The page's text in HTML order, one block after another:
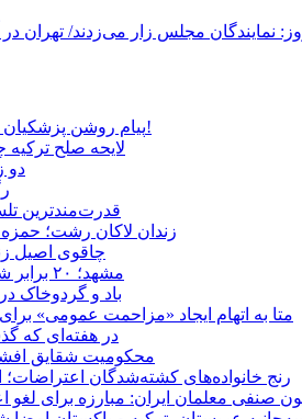
زار می‌زدند/ تهران در آتش؛ ۳۰ تیر ۱۳۳۱ میدان بهارستان چه
پیام روشن پزشکیان در گفت‌و‌گوی تصویری با مرد نامرئی: من هستم!
لایحه صلح
دو
قدرت‌مندترین
زندان لاکان رشت؛
چاقوی اصیل
مشهد؛ ۲۰ برابر شدن پلمب واحدهای صنفی نسبت به سال گذشته
باد و گردوخاک
متا به اتهام ایجاد «مزاحمت عمومی» برای کودکان به
در هفته‌ای که
محکومیت شقایق افشار نجفی هنرمند
رنج خانواده‌های کشته‌شدگان
صنفی معلمان ایران: مبارزه برای